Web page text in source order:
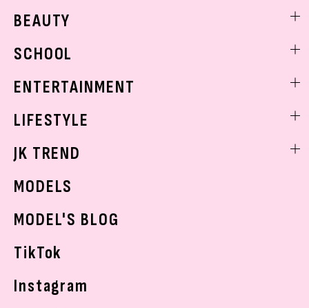
着回し
BEAUTY
ベストコスメ
ボディケア
SCHOOL
学校ヘアメイク
ENTERTAINMENT
K-POP
LIFESTYLE
モデルの購入品
JK TREND
MODELS
MODEL'S BLOG
TikTok
Instagram